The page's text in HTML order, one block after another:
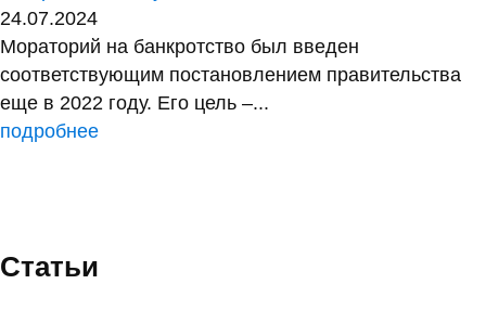
24.07.2024
Мораторий на банкротство был введен
соответствующим постановлением правительства
еще в 2022 году. Его цель –...
подробнее
Статьи